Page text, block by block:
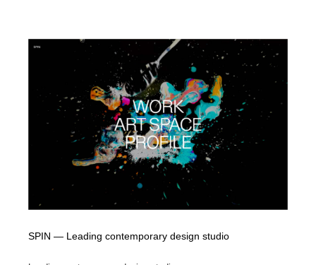
SPIN — Leading contemporary design studio